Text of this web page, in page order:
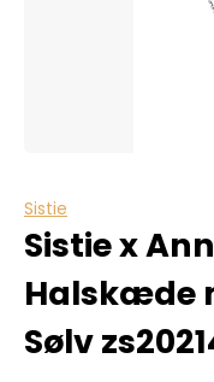
Sistie
Sistie x
Halskæde
Sølv